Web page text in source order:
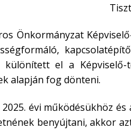
Önkormányzat
különített el a
alapján fog dönteni.
évi működésükhöz
benyújtani, akkor